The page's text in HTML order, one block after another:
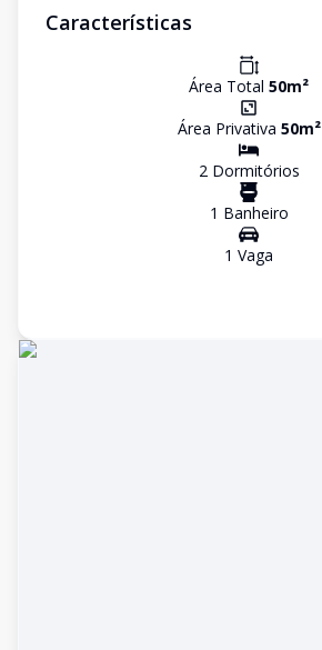
Características
Área Total 50m²
Área Privativa 50m²
2Dormitórios
1 Banheiro
1 Vaga